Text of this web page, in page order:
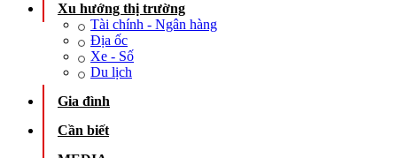
Xu hướng thị trường
Tài chính - Ngân hàng
Địa ốc
Xe - Số
Du lịch
Gia đình
Cần biết